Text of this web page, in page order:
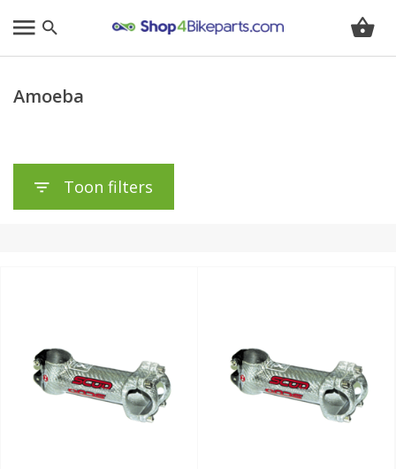
Amoeba
Toon filters